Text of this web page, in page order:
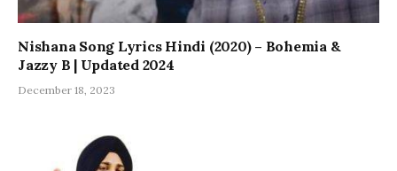
Nishana Song Lyrics Hindi (2020) – Bohemia &
Jazzy B | Updated 2024
December 18, 2023